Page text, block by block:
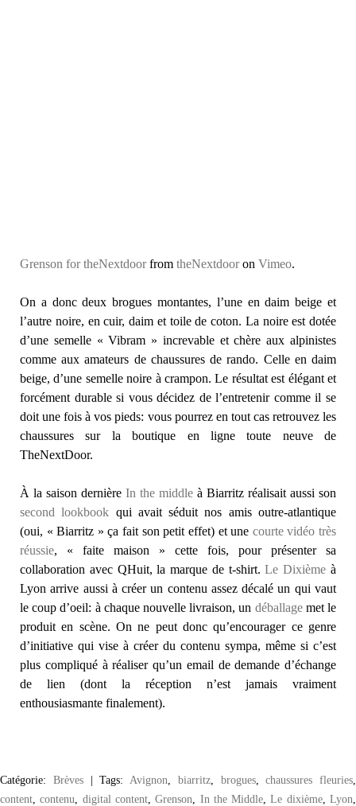
Grenson for theNextdoorfrom theNextdooron Vimeo.
On a donc deux brogues montantes, l’une en daim beige et
l’autre noire, en cuir, daim et toile de coton. La noire est dotée
d’une semelle « Vibram » increvable et chère aux alpinistes
comme aux amateurs de chaussures de rando. Celle en daim
beige, d’une semelle noire à crampon. Le résultat est élégant et
forcément durable si vous décidez de l’entretenir comme il se
doit une fois à vos pieds: vous pourrez en tout cas retrouvez les
chaussures sur la boutique en ligne toute neuve de
TheNextDoor.
À la saison dernière In the middle à Biarritz réalisait aussi son
second lookbook qui avait séduit nos amis outre-atlantique
(oui, « Biarritz » ça fait son petit effet) et une courte vidéo très
réussie, « faite maison » cette fois, pour présenter sa
collaboration avec QHuit, la marque de t-shirt.Le Dixième à
Lyon arrive aussi à créer un contenu assez décalé un qui vaut
le coup d’oeil: à chaque nouvelle livraison, un déballagemet le
produit en scène. On ne peut donc qu’encourager ce genre
d’initiative qui vise à créer du contenu sympa, même si c’est
plus compliqué à réaliser qu’un email de demande d’échange
de lien (dont la réception n’est jamais vraiment
enthousiasmante finalement).
Catégorie: Brèves |Tags: Avignon biarritz, brogues,chaussures fleuries
content ,contenu digital content,Grenson In the Middle ,Le dixième,Lyon